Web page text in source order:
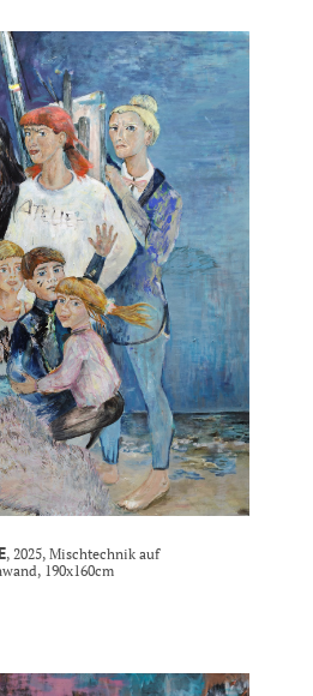
, 2025, Mischtechnik auf
190x160cm